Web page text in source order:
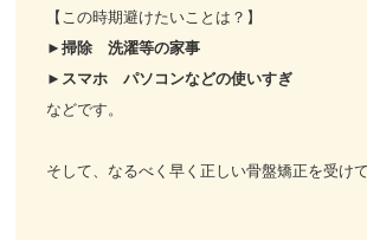
【この時期避けたいことは？】
►掃除 洗濯等の家事
► スマホ パソコンなどの使いすぎ
などです。
そして、なるべく早く正しい骨盤矯正を受けて